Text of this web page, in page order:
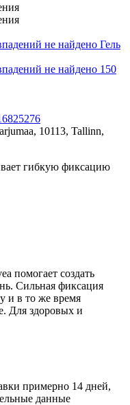
не найдено Гель
не найдено 150
10113, Tallinn,
гибкую фиксацию
помогает создать
Сильная фиксация
и в то же время
Для здоровых и
примерно 14 дней,
данные